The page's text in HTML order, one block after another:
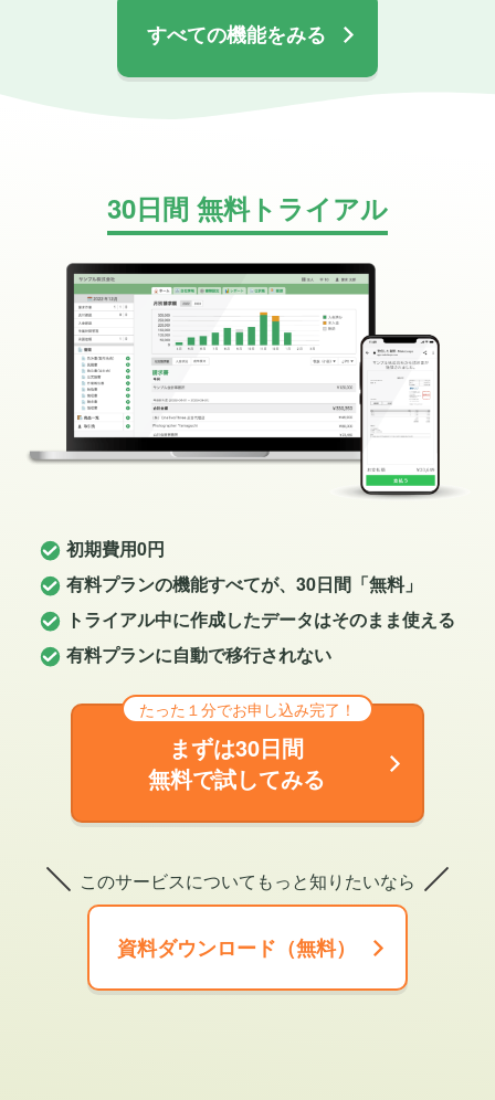
すべての機能をみる
30日間 無料トライアル
初期費用0円
有料プランの機能すべてが、30日間「無料」
トライアル中に作成したデータはそのまま使える
有料プランに自動で移行されない
たった１分でお申し込み完了！
まずは30日間
無料で試してみる
このサービスについてもっと知りたいなら
資料ダウンロード（無料）